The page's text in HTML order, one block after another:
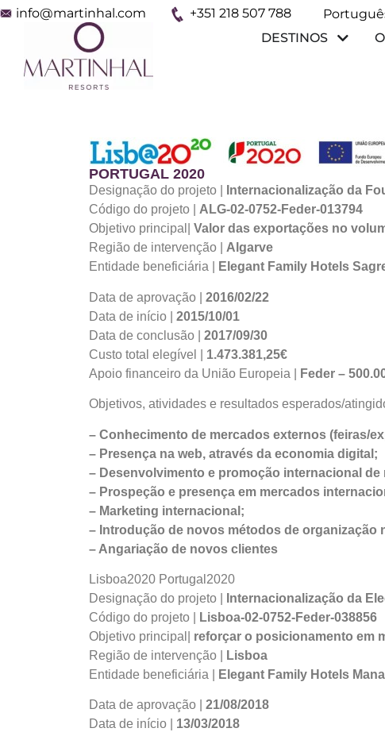
info@martinhal.com +351 218 507 788
Español
DESTINOS
PORTUGAL 2020
Designação do projeto |
Internacionalização da
Código do projeto | ALG-02-0752-Feder-013794
Objetivo principal| Valor das exportações no
Região de intervenção | Algarve
Entidade beneficiária |
Elegant Family Hotels
Data de aprovação | 2016/02/22
Data de início | 2015/10/01
Data de conclusão | 2017/09/30
Custo total elegível | 1.473.381,25€
Apoio financeiro da União Europeia |
Feder –
Objetivos, atividades e resultados esperados/
– Conhecimento de mercados externos (feiras/
– Presença na web, através da economia digital;
– Desenvolvimento e promoção internacional de
– Prospeção e presença em mercados
– Marketing internacional;
– Introdução de novos métodos de
– Angariação de novos clientes
Lisboa2020 Portugal2020
Designação do projeto |
Internacionalização da
Código do projeto |
Lisboa-02-0752-Feder-038856
Objetivo principal|
reforçar o posicionamento em
Região de intervenção |
Lisboa
Entidade beneficiária |
Elegant Family Hotels
Data de aprovação | 21/08/2018
Data de início | 13/03/2018